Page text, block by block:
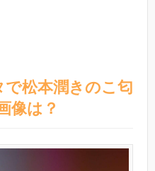
松本潤きのこ匂
像は？